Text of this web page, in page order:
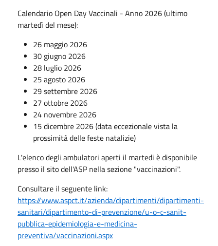
Calendario Open Day Vaccinali - Anno 2026 (ultimo
martedì del mese):
26 maggio 2026
30 giugno 2026
28 luglio 2026
25 agosto 2026
29 settembre 2026
27 ottobre 2026
24 novembre 2026
15 dicembre 2026 (data eccezionale vista la
prossimità delle feste natalizie)
L'elenco degli ambulatori aperti il martedi è disponibile
presso il sito dell'ASP nella sezione "vaccinazioni".
Consultare il seguente link:
https://www.aspct.it/azienda/dipartimenti/dipartimenti-
sanitari/dipartimento-di-prevenzione/u-o-c-sanit-
pubblica-epidemiologia-e-medicina-
preventiva/vaccinazioni.aspx